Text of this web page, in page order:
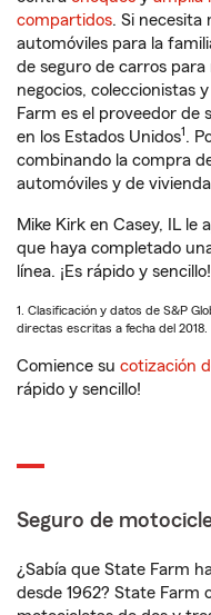
compartidos. Si necesita
automóviles para la
de seguro de carros
negocios, coleccionistas
Farm es el proveedor de
en los Estados Unidos1.
combinando la compra
automóviles y de
Mike Kirk en Casey, IL le
que haya completado
línea. ¡Es rápido y sencillo!
1. Clasificación y datos de S&P
directas escritas a fecha del 2018.
Comience su cotización
rápido y sencillo!
Seguro de
¿Sabía que State Farm
desde 1962? State Farm